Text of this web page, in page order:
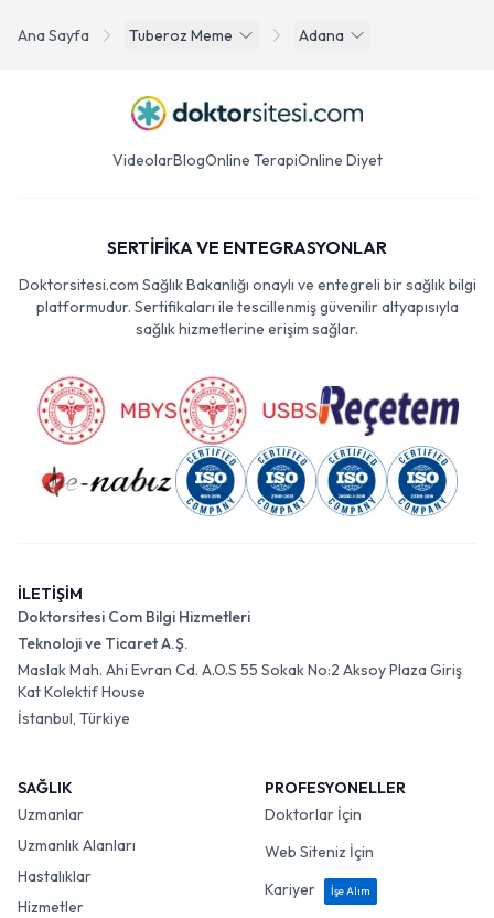
Ana Sayfa Tuberoz Meme Adana
VideolarBlogOnline TerapiOnline Diyet
SERTİFİKA VE ENTEGRASYONLAR
Doktorsitesi.com Sağlık Bakanlığı onaylı ve entegreli bir sağlık bilgi
platformudur. Sertifikaları ile tescillenmiş güvenilir altyapısıyla
sağlık hizmetlerine erişim sağlar.
İLETİŞİM
Doktorsitesi Com Bilgi Hizmetleri
Teknoloji ve Ticaret A.Ş.
Maslak Mah. Ahi Evran Cd. A.O.S 55 Sokak No:2 Aksoy Plaza Giriş
Kat Kolektif House
İstanbul, Türkiye
SAĞLIK
Uzmanlar
Uzmanlık Alanları
Hastalıklar
Hizmetler
PROFESYONELLER
Doktorlar İçin
Web Siteniz İçin
Kariyer
İşe Alım